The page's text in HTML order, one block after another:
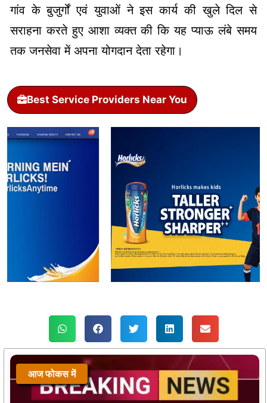
गांव के बुजुर्गों एवं युवाओं ने इस कार्य की खुले दिल से
सराहना करते हुए आशा व्यक्त की कि यह प्याऊ लंबे समय
तक जनसेवा में अपना योगदान देता रहेगा।
Best Service Providers Near You
आज फोकस में